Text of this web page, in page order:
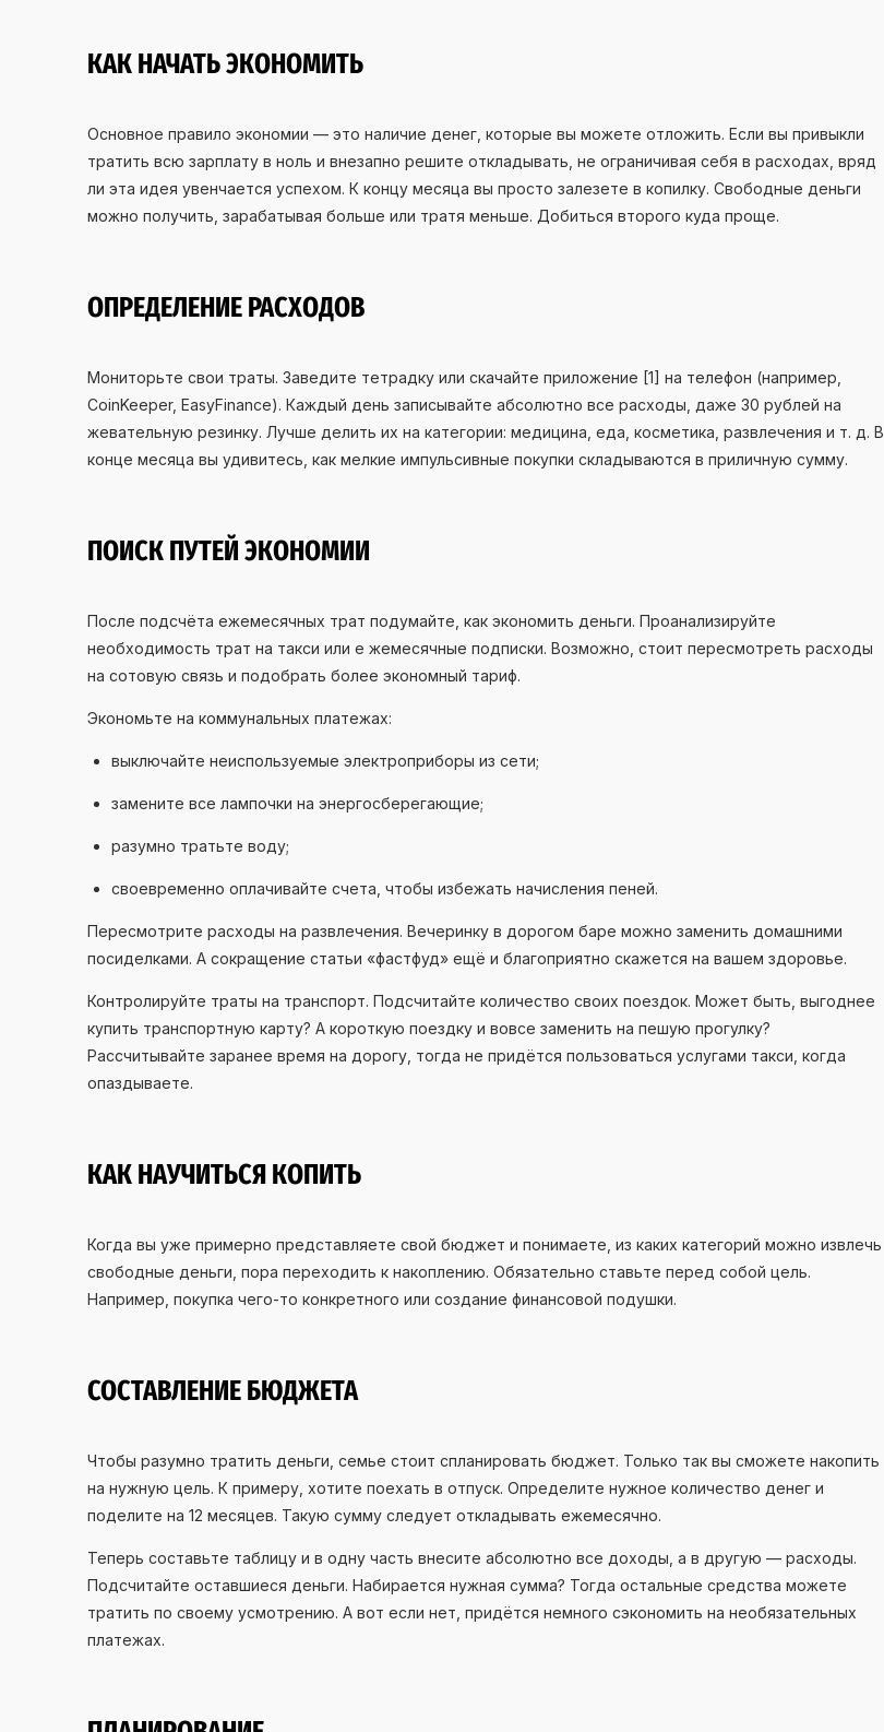
КАК НАЧАТЬ ЭКОНОМИТЬ
Основное правило экономии — это наличие денег, которые вы можете отложить. Если вы привыкли
тратить всю зарплату в ноль и внезапно решите откладывать, не ограничивая себя в расходах, вряд
ли эта идея увенчается успехом. К концу месяца вы просто залезете в копилку. Свободные деньги
можно получить, зарабатывая больше или тратя меньше. Добиться второго куда проще.
ОПРЕДЕЛЕНИЕ РАСХОДОВ
Мониторьте свои траты. Заведите тетрадку или скачайте приложение [1] на телефон (например,
CoinKeeper, EasyFinance). Каждый день записывайте абсолютно все расходы, даже 30 рублей на
жевательную резинку. Лучше делить их на категории: медицина, еда, косметика, развлечения и т. д. В
конце месяца вы удивитесь, как мелкие импульсивные покупки складываются в приличную сумму.
ПОИСК ПУТЕЙ ЭКОНОМИИ
После подсчёта ежемесячных трат подумайте, как экономить деньги. Проанализируйте
необходимость трат на такси или е жемесячные подписки. Возможно, стоит пересмотреть расходы
на сотовую связь и подобрать более экономный тариф.
Экономьте на коммунальных платежах:
выключайте неиспользуемые электроприборы из сети;
замените все лампочки на энергосберегающие;
разумно тратьте воду;
своевременно оплачивайте счета, чтобы избежать начисления пеней.
Пересмотрите расходы на развлечения. Вечеринку в дорогом баре можно заменить домашними
посиделками. А сокращение статьи «фастфуд» ещё и благоприятно скажется на вашем здоровье.
Контролируйте траты на транспорт. Подсчитайте количество своих поездок. Может быть, выгоднее
купить транспортную карту? А короткую поездку и вовсе заменить на пешую прогулку?
Рассчитывайте заранее время на дорогу, тогда не придётся пользоваться услугами такси, когда
опаздываете.
КАК НАУЧИТЬСЯ КОПИТЬ
Когда вы уже примерно представляете свой бюджет и понимаете, из каких категорий можно извлечь
свободные деньги, пора переходить к накоплению. Обязательно ставьте перед собой цель.
Например, покупка чего-то конкретного или создание финансовой подушки.
СОСТАВЛЕНИЕ БЮДЖЕТА
Чтобы разумно тратить деньги, семье стоит спланировать бюджет. Только так вы сможете накопить
на нужную цель. К примеру, хотите поехать в отпуск. Определите нужное количество денег и
поделите на 12 месяцев. Такую сумму следует откладывать ежемесячно.
Теперь составьте таблицу и в одну часть внесите абсолютно все доходы, а в другую — расходы.
Подсчитайте оставшиеся деньги. Набирается нужная сумма? Тогда остальные средства можете
тратить по своему усмотрению. А вот если нет, придётся немного сэкономить на необязательных
платежах.